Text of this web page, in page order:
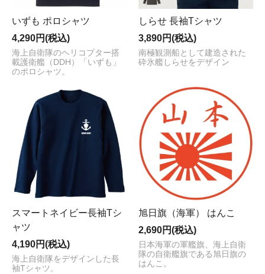
いずも ポロシャツ
4,290円(税込)
海上自衛隊のヘリコプター搭
載護衛艦（DDH）「いずも」
のポロシャツ。
しらせ 長袖Tシャツ
3,890円(税込)
南極観測船として建造された
砕氷艦しらせをデザイン
スマートネイビー長袖Tシ
ャツ
4,190円(税込)
海上自衛隊をデザインした長
袖Tシャツ。
旭日旗（海軍） はんこ
2,690円(税込)
日本海軍の軍艦旗、海上自衛
隊の自衛艦旗である旭日旗の
はんこ。